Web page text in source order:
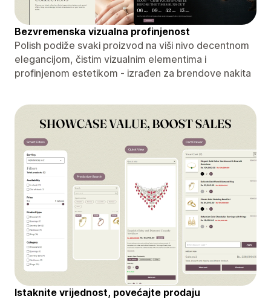
Bezvremenska vizualna profinjenost
Polish podiže svaki proizvod na viši nivo decentnom
elegancijom, čistim vizualnim elementima i
profinjenom estetikom - izrađen za brendove nakita
Istaknite vrijednost, povećajte prodaju